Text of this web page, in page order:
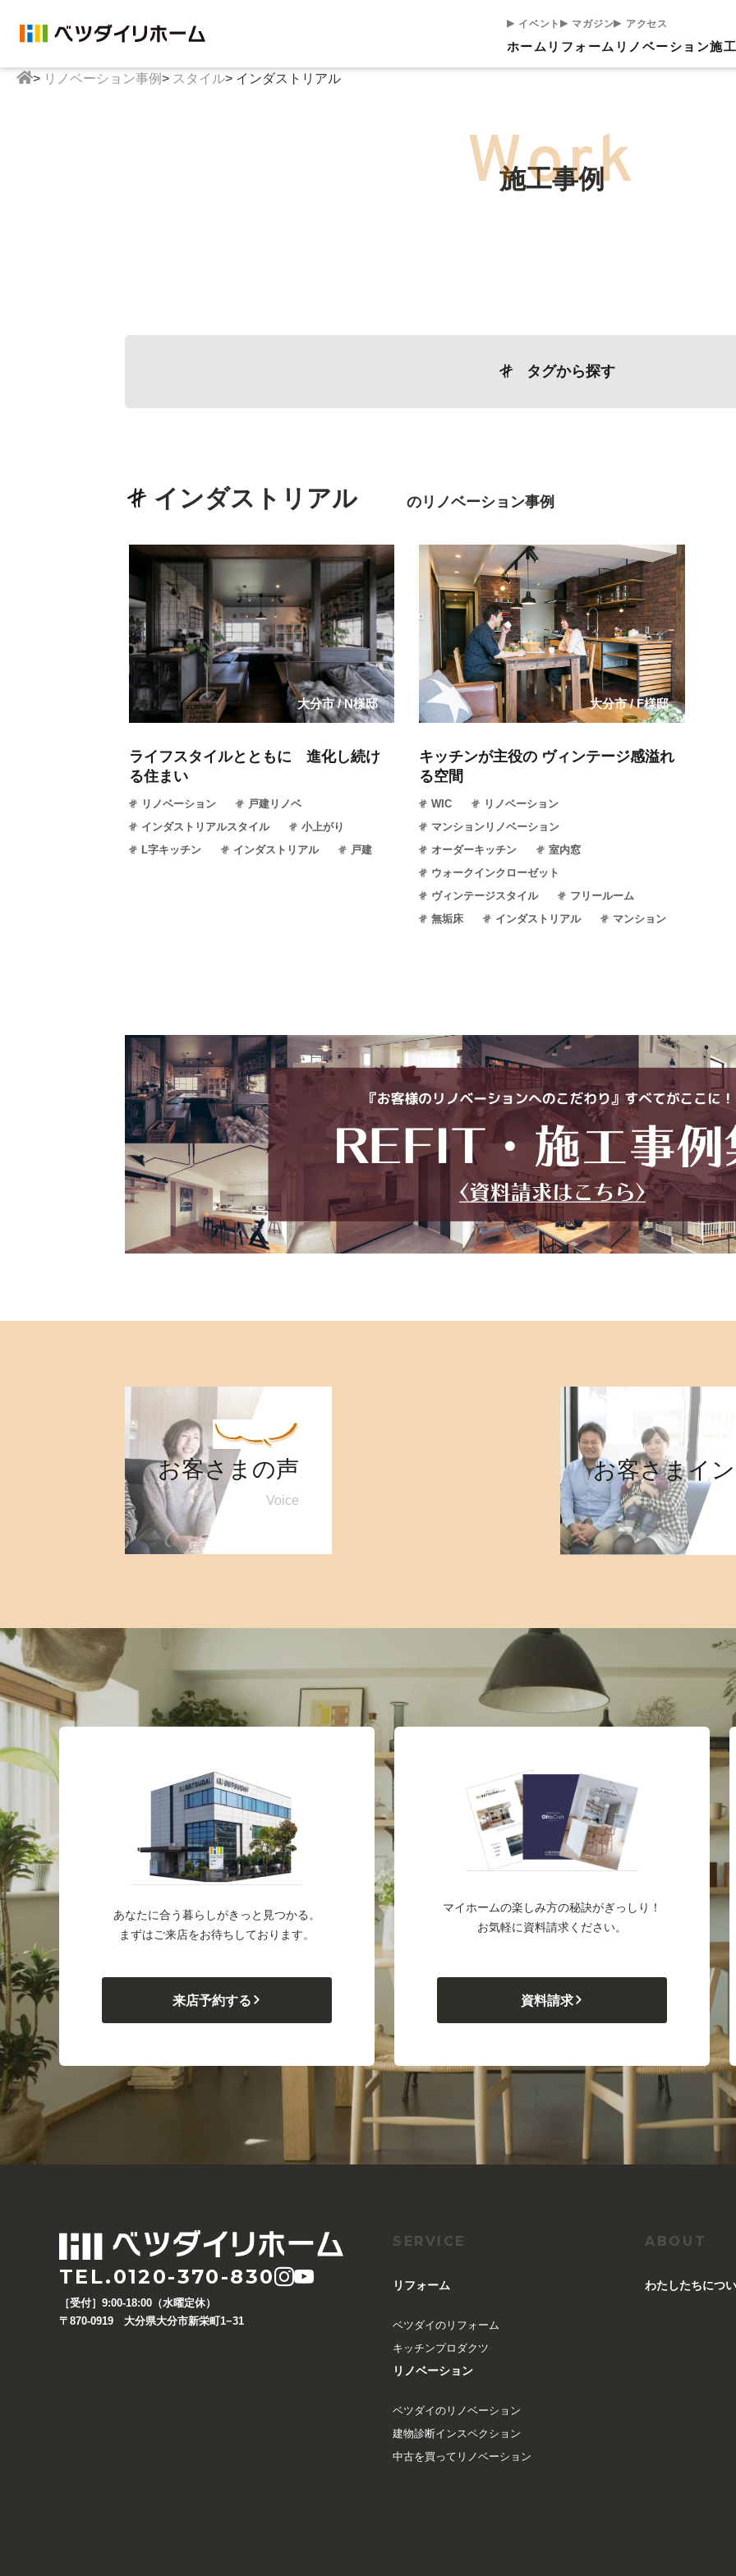
イベント マガジン アクセス
ホーム リフォーム リノベーション施
> リノベーション事例> スタイル> インダストリアル
施工事例
タグから探す
インダストリアル のリノベーション事例
大分市 / N様邸
ライフスタイルとともに 進化し続け
る住まい
リノベーション
戸建リノベ
インダストリアルスタイル
小上がり
L字キッチン
インダストリアル 戸建
大分市 / F様邸
キッチンが主役の ヴィンテージ感溢れ
る空間
WIC
リノベーション
マンションリノベーション
オーダーキッチン
室内窓
ウォークインクローゼット
ヴィンテージスタイル
フリールーム
無垢床
インダストリアル マンション
お客さまの声
Voice
お客さまイ
あなたに合う暮らしがきっと見つかる。
まずはご来店をお待ちしております。
来店予約する
マイホームの楽しみ方の秘訣がぎっしり！
お気軽に資料請求ください。
資料請求
TEL.0120-370-830
［受付］9:00-18:00（水曜定休）
〒870-0919 大分県大分市新栄町1−31
SERVICE
リフォーム
ベツダイのリフォーム
キッチンプロダクツ
リノベーション
ベツダイのリノベーション
建物診断インスペクション
中古を買ってリノベーション
ABOUT
わたしたちにつ